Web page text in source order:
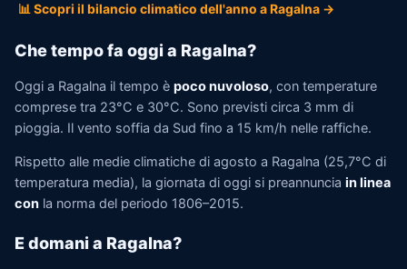
📊 Scopri il bilancio climatico dell'anno a Ragalna →
Che tempo fa oggi a Ragalna?
Oggi a Ragalna il tempo è poco nuvoloso, con temperature
comprese tra 23°C e 30°C. Sono previsti circa 3 mm di
pioggia. Il vento soffia da Sud fino a 15 km/h nelle raffiche.
Rispetto alle medie climatiche di agosto a Ragalna (25,7°C di
temperatura media), la giornata di oggi si preannuncia in linea
con la norma del periodo 1806–2015.
E domani a Ragalna?